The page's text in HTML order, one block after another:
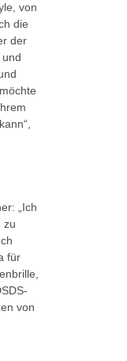
von
die
der
„Ich
zu
für
von